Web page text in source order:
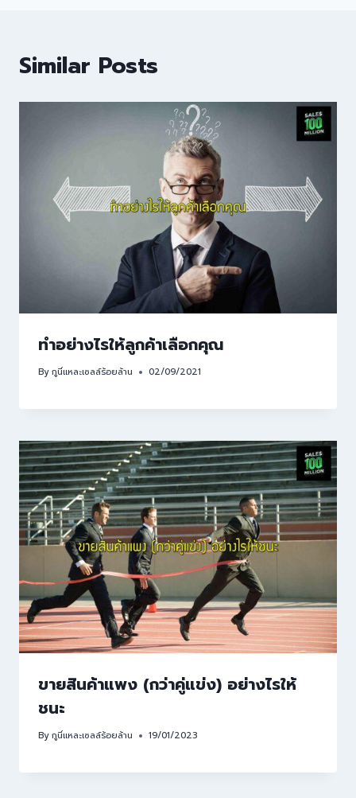
Similar Posts
ทำอย่างไรให้ลูกค้าเลือกคุณ
Byกูนี่แหละเซลล์ร้อยล้าน 02/09/2021
ขายสินค้าแพง (กว่าคู่แข่ง) อย่างไรให้
ชนะ
Byกูนี่แหละเซลล์ร้อยล้าน 19/01/2023